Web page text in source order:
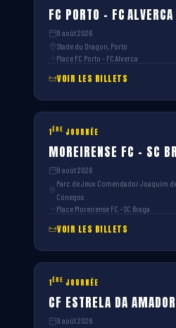
FC PORTO – FC ALVERCA
9 août 2026
Stade du Dragon, Porto
Place FC Porto – FC Alverca
VOIR LES BILLETS
1ÈRE JOURNÉE
MOREIRENSE FC – SC
9 août 2026
Parc de Jeux Comendador Joaquim
Cónegos
Place Moreirense FC – SC Braga
VOIR LES BILLETS
1ÈRE JOURNÉE
CF ESTRELA DA
9 août 2026